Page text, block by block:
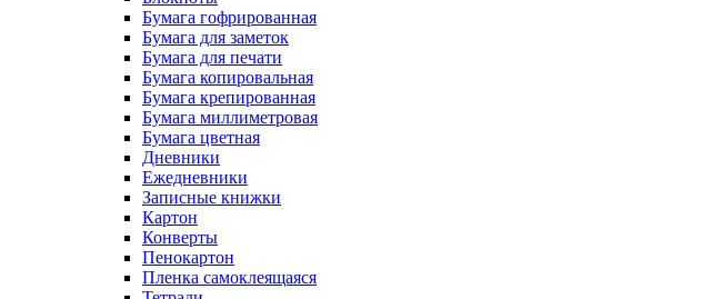
Бумага гофрированная
Бумага для заметок
Бумага для печати
Бумага копировальная
Бумага крепированная
Бумага миллиметровая
Бумага цветная
Дневники
Ежедневники
Записные книжки
Картон
Конверты
Пенокартон
Пленка самоклеящаяся